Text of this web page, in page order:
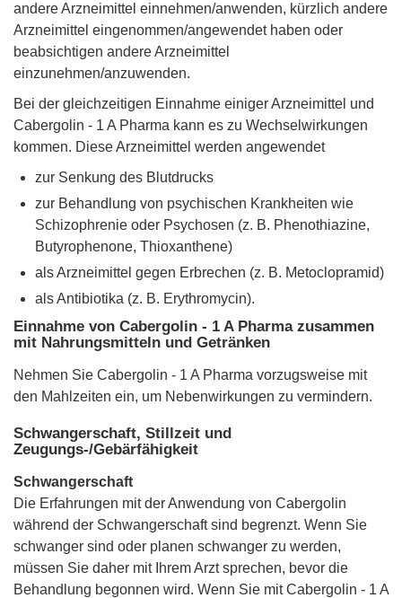
andere Arzneimittel einnehmen/anwenden, kürzlich andere
Arzneimittel eingenommen/angewendet haben oder
beabsichtigen andere Arzneimittel
einzunehmen/anzuwenden.
Bei der gleichzeitigen Einnahme einiger Arzneimittel und
Cabergolin - 1 A Pharma kann es zu Wechselwirkungen
kommen. Diese Arzneimittel werden angewendet
zur Senkung des Blutdrucks
zur Behandlung von psychischen Krankheiten wie
Schizophrenie oder Psychosen (z. B. Phenothiazine,
Butyrophenone, Thioxanthene)
als Arzneimittel gegen Erbrechen (z. B. Metoclopramid)
als Antibiotika (z. B. Erythromycin).
Einnahme von Cabergolin - 1 A Pharma zusammen
mit Nahrungsmitteln und Getränken
Nehmen Sie Cabergolin - 1 A Pharma vorzugsweise mit
den Mahlzeiten ein, um Nebenwirkungen zu vermindern.
Schwangerschaft, Stillzeit und
Zeugungs-/Gebärfähigkeit
Schwangerschaft
Die Erfahrungen mit der Anwendung von Cabergolin
während der Schwangerschaft sind begrenzt. Wenn Sie
schwanger sind oder planen schwanger zu werden,
müssen Sie daher mit Ihrem Arzt sprechen, bevor die
Behandlung begonnen wird. Wenn Sie mit Cabergolin - 1 A